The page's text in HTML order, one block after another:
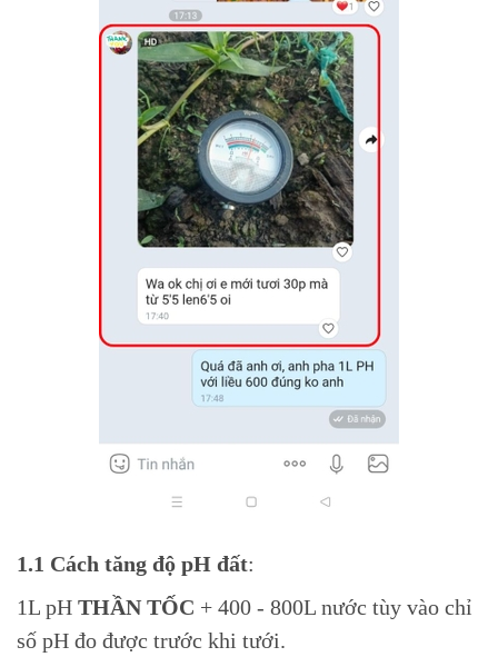
1.1 Cách tăng độ pH đất:
1L pH THẦN TỐC + 400 - 800L nước tùy vào chỉ
số pH đo được trước khi tưới.